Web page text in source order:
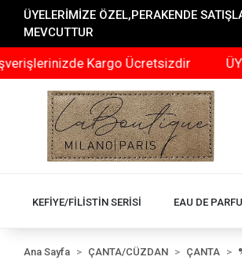
ÜYELERİMİZE ÖZEL,PERAKENDE
MEVCUTTUR
Kargo Ücretsizdir
KEFİYE/FİLİSTİN SERİSİ EAU DE
Ana Sayfa ÇANTA/CÜZDAN ÇANTA